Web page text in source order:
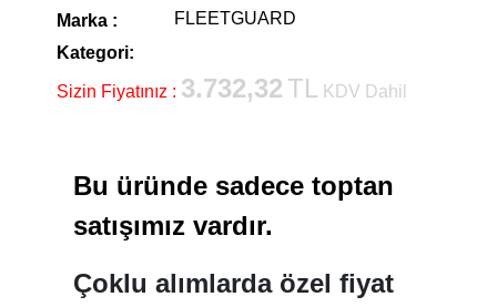
Marka :
FLEETGUARD
Kategori:
Sizin Fiyatınız : 3.732,32 TL KDV Dahil
Bu üründe sadece toptan
satışımız vardır.
Çoklu alımlarda özel fiyat